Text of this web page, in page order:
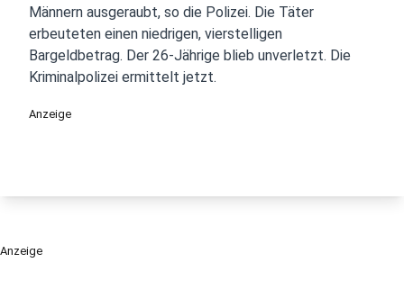
Männern ausgeraubt, so die Polizei. Die Täter
erbeuteten einen niedrigen, vierstelligen
Bargeldbetrag. Der 26-Jährige blieb unverletzt. Die
Kriminalpolizei ermittelt jetzt.
Anzeige
Anzeige